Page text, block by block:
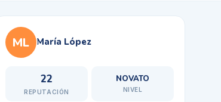
ML María López
22
REPUTACIÓN
NOVATO
NIVEL